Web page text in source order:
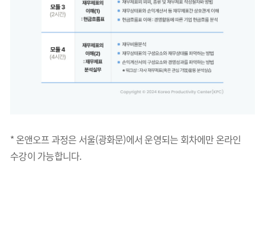
* 온앤오프 과정은 서울(광화문)에서 운영되는 회차에만 온라인
수강이 가능합니다.